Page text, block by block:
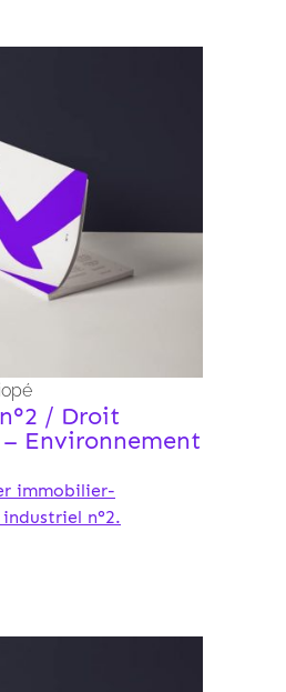
/ Droit
Environnement
immobilier-
n°2.